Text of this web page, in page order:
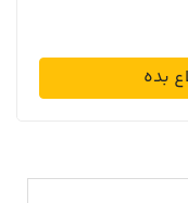
بده